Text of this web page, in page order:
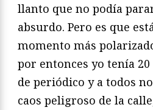
llanto que no podía
absurdo. Pero es que
momento más
por entonces yo tenía
de periódico y a todos
caos peligroso de la